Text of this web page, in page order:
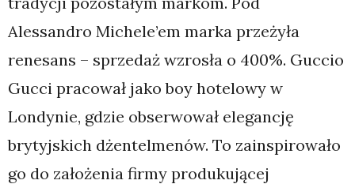
Alessandro Michele’em marka przeżyła
renesans – sprzedaż wzrosła o 400%. Guccio
Gucci pracował jako boy hotelowy w
Londynie, gdzie obserwował elegancję
brytyjskich dżentelmenów. To zainspirowało
go do założenia firmy produkującej